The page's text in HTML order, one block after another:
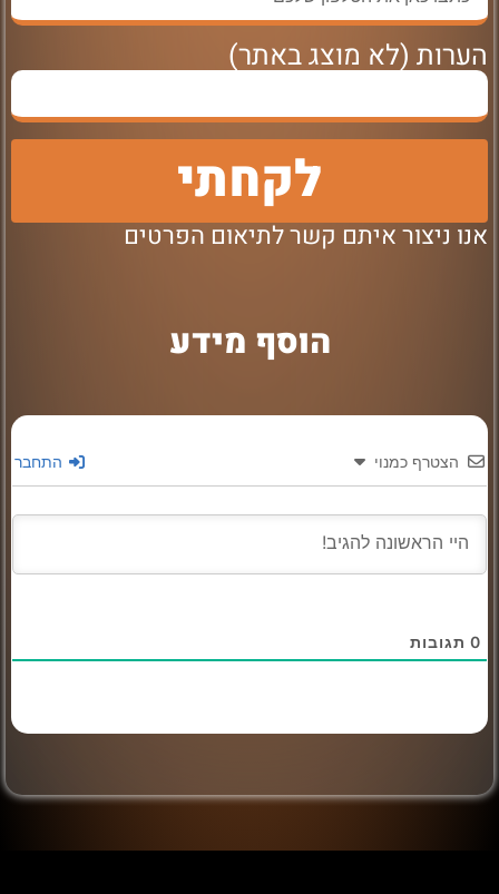
הערות (לא מוצג באתר)
לקחתי
אנו ניצור איתם קשר לתיאום הפרטים
הוסף מידע
הצטרף כמנוי התחבר
0 תגובות